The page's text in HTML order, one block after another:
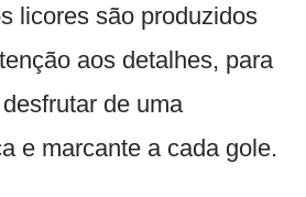
licores são produzidos
aos detalhes, para
de uma
e marcante a cada gole.